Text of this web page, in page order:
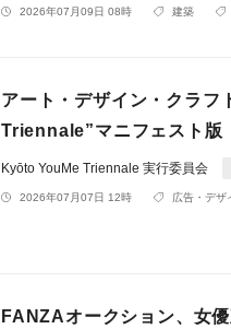
2026年07月09日 08時 建築
アート・デザイン・クラ
Triennale”マニフェスト版
Kyōto YouMe Triennale 実行委員会
2026年07月07日 12時 広告・デザ
FANZAオークション、女